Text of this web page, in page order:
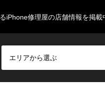
iPhone修理屋の店舗情報を掲載
エリアから選ぶ